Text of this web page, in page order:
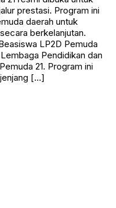
prestasi. Program ini
daerah untuk
berkelanjutan.
LP2D Pemuda
Pendidikan dan
21. Program ini
[…]